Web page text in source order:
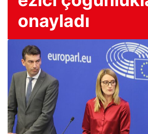
onayladı